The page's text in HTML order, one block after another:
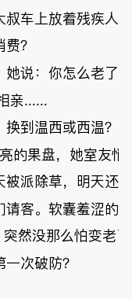
车上放着残疾人
？
说：你怎么老了
亲……
到温西或西温？
的果盘，她室友悄
派除草，明天还
客。软囊羞涩的
然没那么怕变老了
次破防？